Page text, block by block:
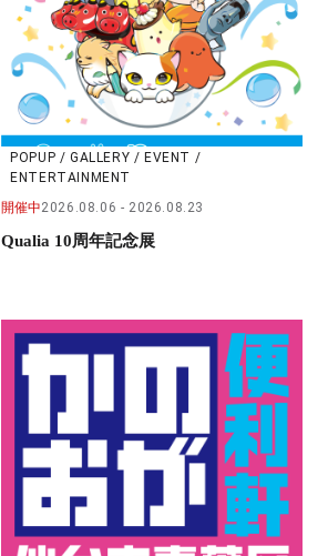
POPUP / GALLERY / EVENT /
ENTERTAINMENT
開催中2026.08.06 2026.08.23
Qualia 10周年記念展